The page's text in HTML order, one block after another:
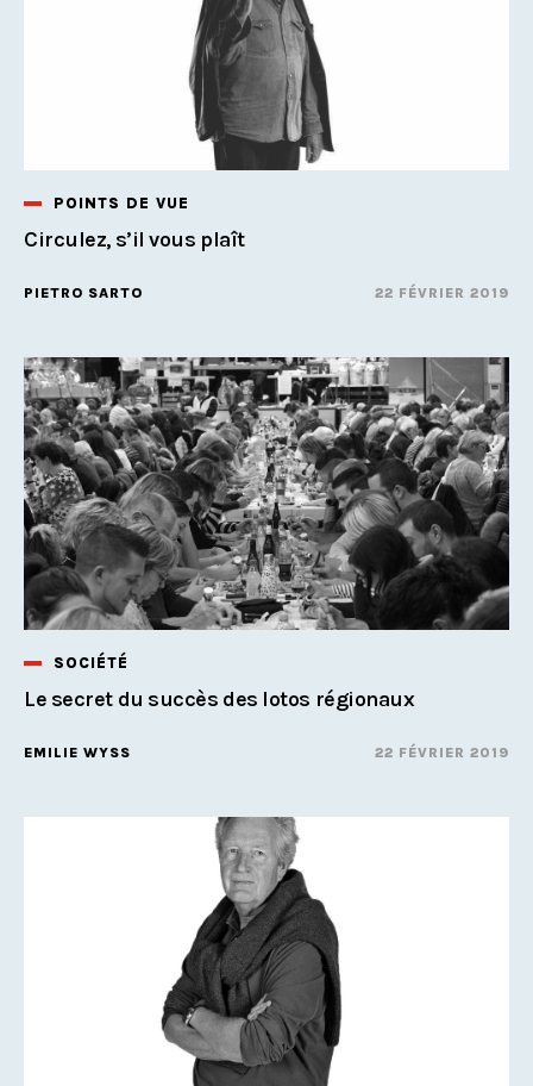
POINTS DE VUE
Circulez, s’il vous plaît
PIETRO SARTO 22 FÉVRIER 2019
SOCIÉTÉ
Le secret du succès des lotos régionaux
EMILIE WYSS 22 FÉVRIER 2019